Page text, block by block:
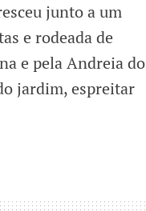
junto a um
e rodeada de
e pela Andreia do
jardim, espreitar